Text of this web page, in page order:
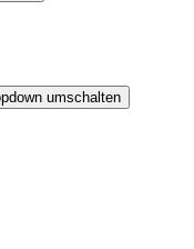
umschalten